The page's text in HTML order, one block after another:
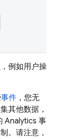
例如用户操
事件 ，您无
其他数据，
Analytics 事
。请注意，